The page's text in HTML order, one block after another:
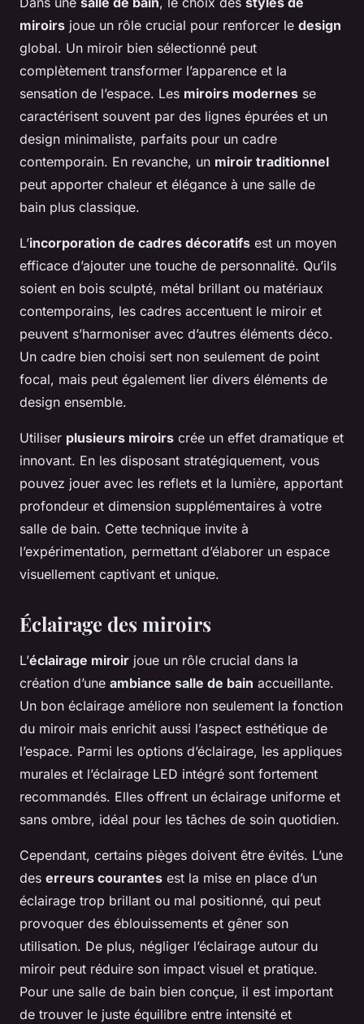
miroirs joue un rôle crucial pour renforcer le design
global. Un miroir bien sélectionné peut
complètement transformer l’apparence et la
sensation de l’espace. Les miroirs modernes se
caractérisent souvent par des lignes épurées et un
design minimaliste, parfaits pour un cadre
contemporain. En revanche, un miroir traditionnel
peut apporter chaleur et élégance à une salle de
bain plus classique.
L’incorporation de cadres décoratifs est un moyen
efficace d’ajouter une touche de personnalité. Qu’ils
soient en bois sculpté, métal brillant ou matériaux
contemporains, les cadres accentuent le miroir et
peuvent s’harmoniser avec d’autres éléments déco.
Un cadre bien choisi sert non seulement de point
focal, mais peut également lier divers éléments de
design ensemble.
Utiliser plusieurs miroirs crée un effet dramatique et
innovant. En les disposant stratégiquement, vous
pouvez jouer avec les reflets et la lumière, apportant
profondeur et dimension supplémentaires à votre
salle de bain. Cette technique invite à
l’expérimentation, permettant d’élaborer un espace
visuellement captivant et unique.
Éclairage des miroirs
L’éclairage miroir joue un rôle crucial dans la
création d’une ambiance salle de bain accueillante.
Un bon éclairage améliore non seulement la fonction
du miroir mais enrichit aussi l’aspect esthétique de
l’espace. Parmi les options d’éclairage, les appliques
murales et l’éclairage LED intégré sont fortement
recommandés. Elles offrent un éclairage uniforme et
sans ombre, idéal pour les tâches de soin quotidien.
Cependant, certains pièges doivent être évités. L’une
des erreurs courantes est la mise en place d’un
éclairage trop brillant ou mal positionné, qui peut
provoquer des éblouissements et gêner son
utilisation. De plus, négliger l’éclairage autour du
miroir peut réduire son impact visuel et pratique.
Pour une salle de bain bien conçue, il est important
de trouver le juste équilibre entre intensité et